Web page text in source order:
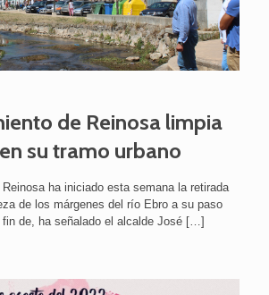
de Reinosa limpia
su tramo urbano
ha iniciado esta semana la retirada
de los márgenes del río Ebro a su paso
de, ha señalado el alcalde José […]